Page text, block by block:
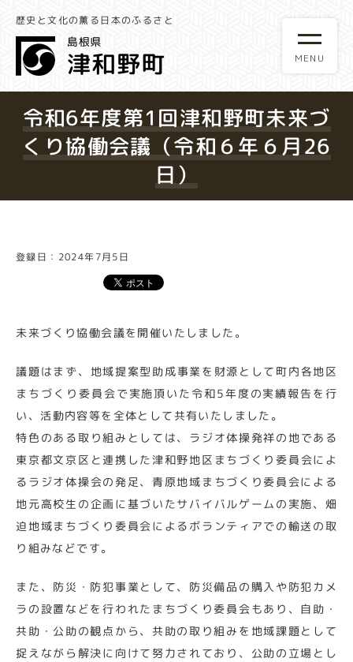
歴史と文化の薫る日本のふるさと
令和6年度第1回津和野町未来づ
くり協働会議（令和６年６月26
日）
登録日：2024年7月5日
未来づくり協働会議を開催いたしました。
議題はまず、地域提案型助成事業を財源として町内各地区
まちづくり委員会で実施頂いた令和5年度の実績報告を行
い、活動内容等を全体として共有いたしました。
特色のある取り組みとしては、ラジオ体操発祥の地である
東京都文京区と連携した津和野地区まちづくり委員会によ
るラジオ体操会の発足、青原地域まちづくり委員会による
地元高校生の企画に基づいたサバイバルゲームの実施、畑
迫地域まちづくり委員会によるボランティアでの輸送の取
り組みなどです。
また、防災・防犯事業として、防災備品の購入や防犯カメ
ラの設置などを行われたまちづくり委員会もあり、自助・
共助・公助の観点から、共助の取り組みを地域課題として
捉えながら解決に向けて努力されており、公助の立場とし